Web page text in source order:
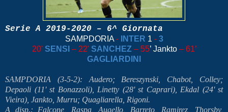
Serie A 2019-2020 – 6^ Giornata
SAMPDORIA- INTER 1- 3
20' SENSI – 22' SANCHEZ – 55’ Jankto – 61’
GAGLIARDINI
SAMPDORIA (3-5-2): Audero; Bereszynski, Chabot, Colley;
Depaoli (11' st Bonazzoli), Linetty (28' st Caprari), Ekdal (24' st
Vieira), Jankto, Murru; Quagliarella, Rigoni.
A disp.: Falcone, Raspa, Augello, Barreto, Ramirez, Thorsby,